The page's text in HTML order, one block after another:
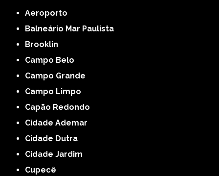
Aeroporto
Balneário Mar Paulista
Brooklin
Campo Belo
Campo Grande
Campo Limpo
Capão Redondo
Cidade Ademar
Cidade Dutra
Cidade Jardim
Cupecê